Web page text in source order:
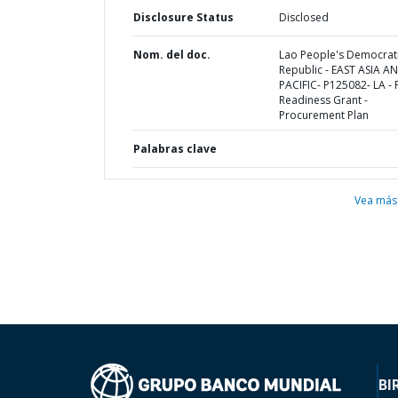
Disclosure Status Disclosed
Nom. del doc.
Lao People's
Republic - EAST ASIA
PACIFIC- P125082- LA -
Readiness Grant -
Procurement Plan
Palabras clave
Vea más